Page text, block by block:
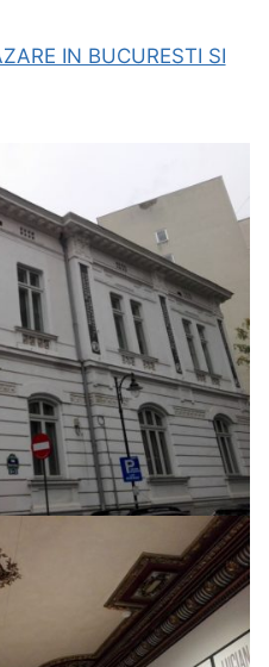
IN BUCURESTI SI